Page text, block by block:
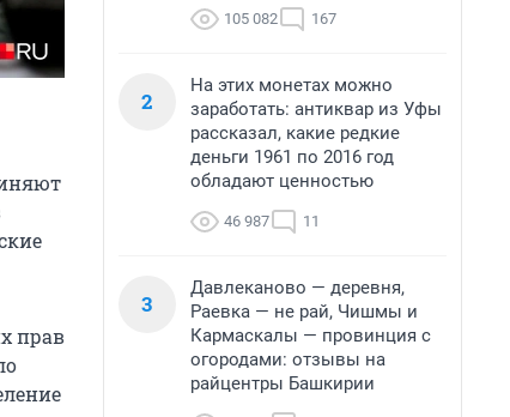
прав
105 082 167
2
На этих монетах можно
заработать: антиквар из Уфы
рассказал, какие редкие
деньги 1961 по 2016 год
обладают ценностью
46 987 11
3
Давлеканово — деревня,
Раевка — не рай, Чишмы и
Кармаскалы — провинция с
огородами: отзывы на
райцентры Башкирии